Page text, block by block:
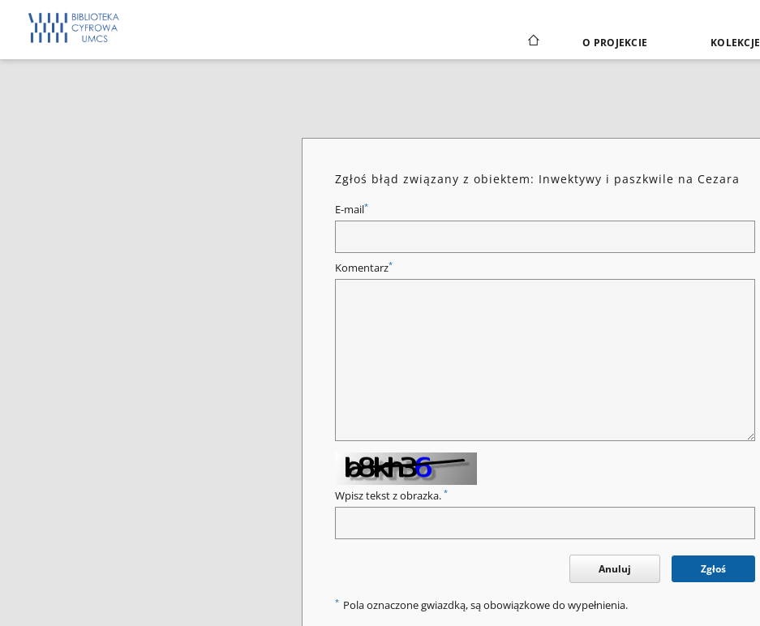
O PROJEKCIE KOLEKCJE
Zgłoś błąd związany z obiektem: Inwektywy i paszkwile na Cezara
E-mail*
Komentarz*
Wpisz tekst z obrazka. *
Anuluj Zgłoś
* Pola oznaczone gwiazdką, są obowiązkowe do wypełnienia.